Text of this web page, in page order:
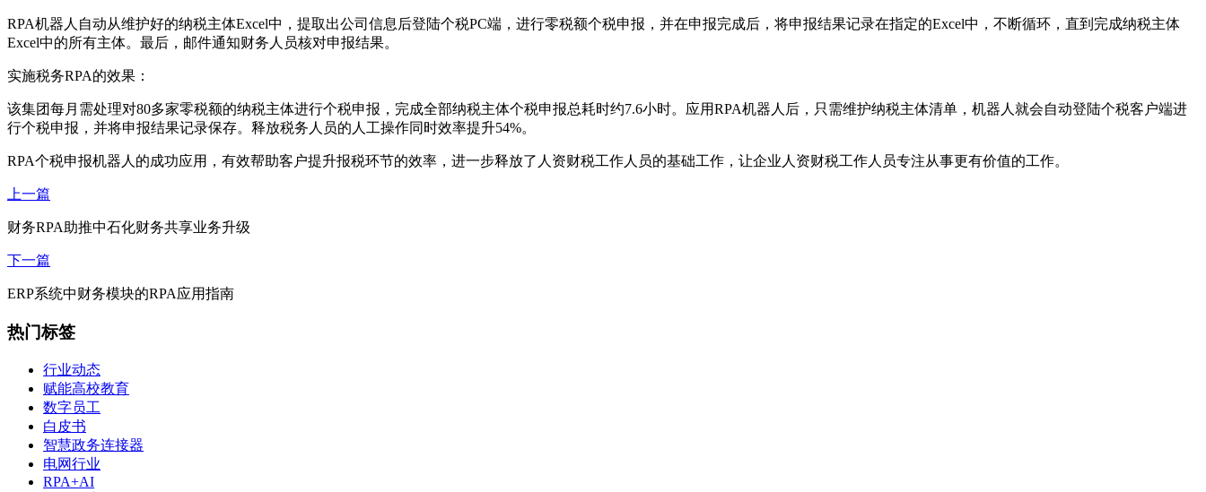
RPA机器人自动从维护好的纳税主体Excel中，提取出公司信息后登陆个税PC端，进行零税额个税申报，并在申报完成后，将申报结果记录在指定的Excel中，不断循环，直到完成纳税主体
Excel中的所有主体。最后，邮件通知财务人员核对申报结果。
实施税务RPA的效果：
该集团每月需处理对80多家零税额的纳税主体进行个税申报，完成全部纳税主体个税申报总耗时约7.6小时。应用RPA机器人后，只需维护纳税主体清单，机器人就会自动登陆个税客户端进
行个税申报，并将申报结果记录保存。释放税务人员的人工操作同时效率提升54%。
RPA个税申报机器人的成功应用，有效帮助客户提升报税环节的效率，进一步释放了人资财税工作人员的基础工作，让企业人资财税工作人员专注从事更有价值的工作。
上一篇
财务RPA助推中石化财务共享业务升级
下一篇
ERP系统中财务模块的RPA应用指南
热门标签
行业动态
赋能高校教育
数字员工
白皮书
智慧政务连接器
电网行业
RPA+AI